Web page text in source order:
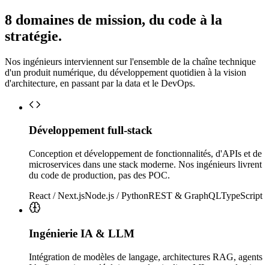
8 domaines de mission, du code à la
stratégie.
Nos ingénieurs interviennent sur l'ensemble de la chaîne technique
d'un produit numérique, du développement quotidien à la vision
d'architecture, en passant par la data et le DevOps.
Développement full-stack
Conception et développement de fonctionnalités, d'APIs et de
microservices dans une stack moderne. Nos ingénieurs livrent
du code de production, pas des POC.
React / Next.jsNode.js / PythonREST & GraphQLTypeScript
Ingénierie IA & LLM
Intégration de modèles de langage, architectures RAG, agents